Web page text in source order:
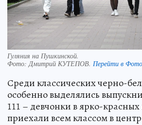
Гуляния на Пушкинской.
Фото:Дмитрий КУТЕПОВ. Перейти в
Среди классических черно-
особенно выделялись
111 – девчонки в ярко-красных
приехали всем классом в